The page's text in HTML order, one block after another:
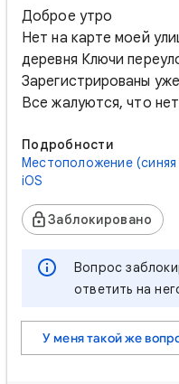
Доброе утро
Нет на карте моей
деревня Ключи
Зарегистрированы
Все жалуются, что нет
Подробности
Местоположение
iOS
Заблокировано
Вопрос
ответить на
У меня такой же